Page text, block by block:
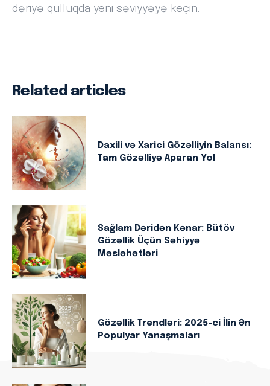
dəriyə qulluqda yeni səviyyəyə keçin.
Related articles
Daxili və Xarici Gözəlliyin Balansı:
Tam Gözəlliyə Aparan Yol
Sağlam Dəridən Kənar: Bütöv
Gözəllik Üçün Səhiyyə
Məsləhətləri
Gözəllik Trendləri: 2025-ci İlin Ən
Populyar Yanaşmaları